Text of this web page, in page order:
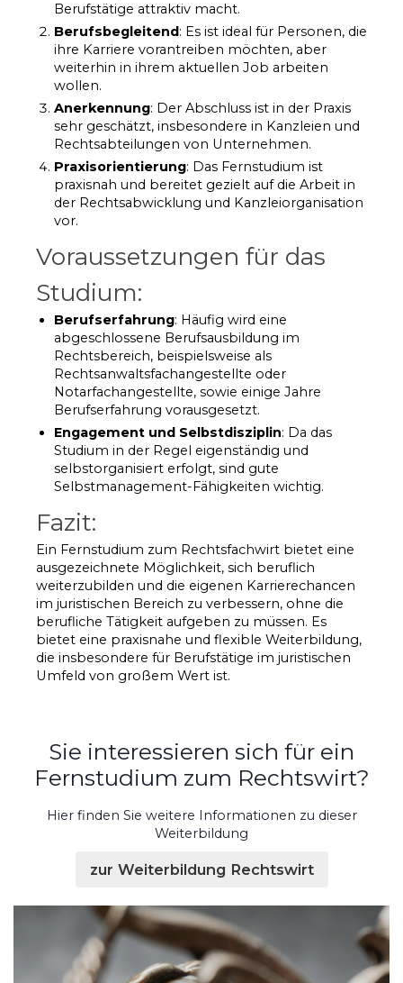
Berufstätige attraktiv macht.
Berufsbegleitend: Es ist ideal für Personen, die
ihre Karriere vorantreiben möchten, aber
weiterhin in ihrem aktuellen Job arbeiten
wollen.
Anerkennung: Der Abschluss ist in der Praxis
sehr geschätzt, insbesondere in Kanzleien und
Rechtsabteilungen von Unternehmen.
Praxisorientierung: Das Fernstudium ist
praxisnah und bereitet gezielt auf die Arbeit in
der Rechtsabwicklung und Kanzleiorganisation
vor.
Voraussetzungen für das
Studium:
Berufserfahrung: Häufig wird eine
abgeschlossene Berufsausbildung im
Rechtsbereich, beispielsweise als
Rechtsanwaltsfachangestellte oder
Notarfachangestellte, sowie einige Jahre
Berufserfahrung vorausgesetzt.
Engagement und Selbstdisziplin: Da das
Studium in der Regel eigenständig und
selbstorganisiert erfolgt, sind gute
Selbstmanagement-Fähigkeiten wichtig.
Fazit:
Ein Fernstudium zum Rechtsfachwirt bietet eine
ausgezeichnete Möglichkeit, sich beruflich
weiterzubilden und die eigenen Karrierechancen
im juristischen Bereich zu verbessern, ohne die
berufliche Tätigkeit aufgeben zu müssen. Es
bietet eine praxisnahe und flexible Weiterbildung,
die insbesondere für Berufstätige im juristischen
Umfeld von großem Wert ist.
Sie interessieren sich für ein
Fernstudium zum Rechtswirt?
Hier finden Sie weitere Informationen zu dieser
Weiterbildung
zur Weiterbildung Rechtswirt